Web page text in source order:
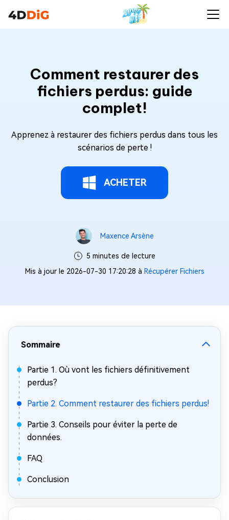
Comment restaurer des
fichiers perdus: guide
complet!
Apprenez à restaurer des fichiers perdus dans tous les
scénarios de perte !
ACHETER
Maxence Arsène
5 minutes de lecture
Mis à jour le 2026-07-30 17:20:28 à Récupérer Fichiers
Sommaire
Partie 1. Où vont les fichiers définitivement
perdus?
Partie 2. Comment restaurer des fichiers perdus!
Partie 3. Conseils pour éviter la perte de
données.
FAQ
Conclusion